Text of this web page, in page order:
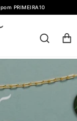
PRIMEIRA10